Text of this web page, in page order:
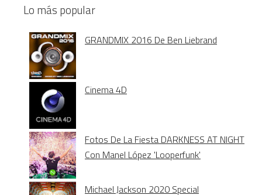
Lo más popular
GRANDMIX 2016 De Ben Liebrand
Cinema 4D
Fotos De La Fiesta DARKNESS AT NIGHT
Con Manel López 'Looperfunk'
Michael Jackson 2020 Special